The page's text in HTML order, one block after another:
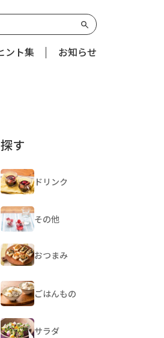
ント集 お知らせ
す
ドリンク
その他
おつまみ
ごはんもの
サラダ